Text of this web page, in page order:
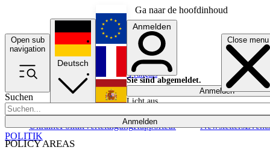
Ga naar de hoofdinhoud
Open sub
navigation
Close menu
Suchen
Anmelden
POLICY AREAS
UkrainePolitikVerteidigungRapporteur NewslettersEvents
Deutsch
English
Français
Anmelden
Sie sind abgemeldet.
Anmelden
Licht aus
POLITIK